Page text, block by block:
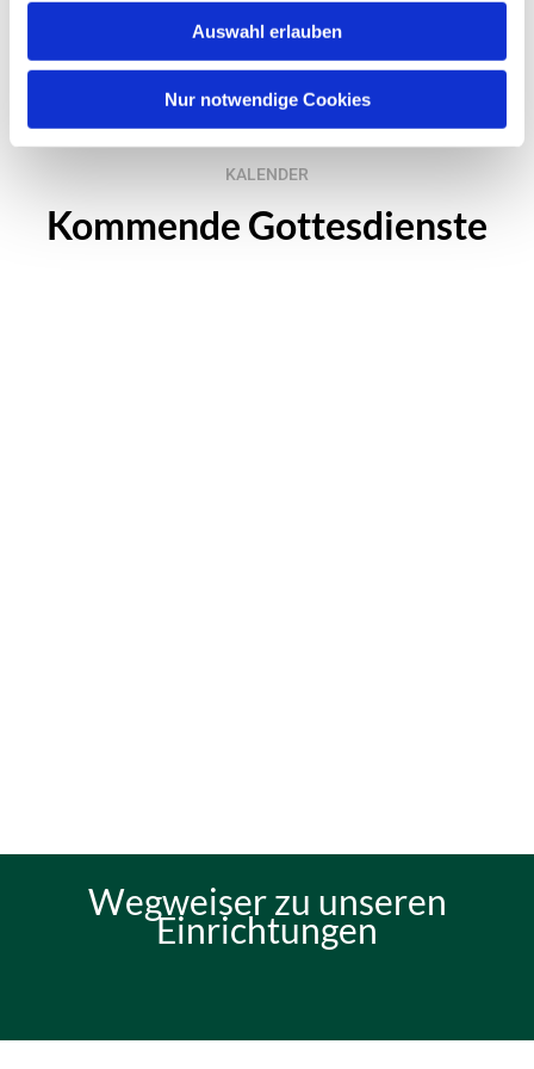
Auswahl erlauben
Nur notwendige Cookies
KALENDER
Kommende Gottesdienste
Wegweiser zu unseren
Einrichtungen